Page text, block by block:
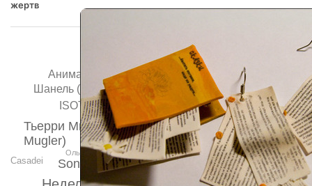
жертв
Sonia Bogner
Тьерри Мюглер (Thierry
Mugler)
ISOTONER
Шанель (Chanel)
Аниматрикс
Casadei
Ольга Русан